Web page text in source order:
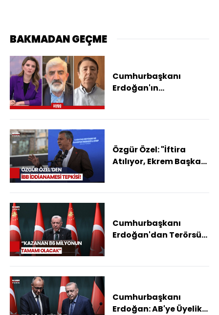
BAKMADAN GEÇME
Cumhurbaşkanı
Erdoğan'ın
Özgür Özel: "İftira
Atılıyor, Ekrem Başkan
Cumhurbaşkanı
Erdoğan'dan Terörsüz
Cumhurbaşkanı
Erdoğan: AB'ye Üyelik